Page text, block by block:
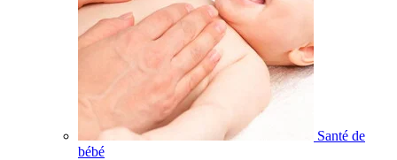
Santé de
bébé